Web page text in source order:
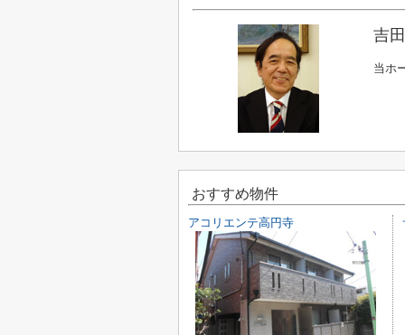
吉
当ホ
おすすめ物件
アコリエンテ高円寺